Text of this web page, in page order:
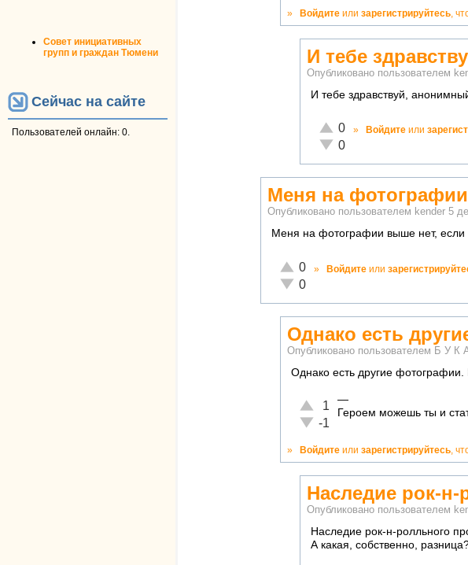
Совет инициативных
групп и граждан Тюмени
Сейчас на сайте
Пользователей онлайн: 0.
» Войдите или зарегистрируйтесь,
И тебе
Опубликовано пользователем
И тебе здравствуй,
Отлично!
0
Неадекватно!
0
» Войдите или
Меня на
Опубликовано пользователем kender 5
Меня на фотографии выше нет, если
Отлично!
0
Неадекватно!
0
» Войдите или
Однако есть
Опубликовано пользователем Б У К
Однако есть другие
Отлично!
1
Неадекватно!
-1
—
Героем можешь ты и
» Войдите или зарегистрируйтесь,
Наследие рок-н-
Опубликовано пользователем
Наследие рок-н-ролльного
А какая, собственно,